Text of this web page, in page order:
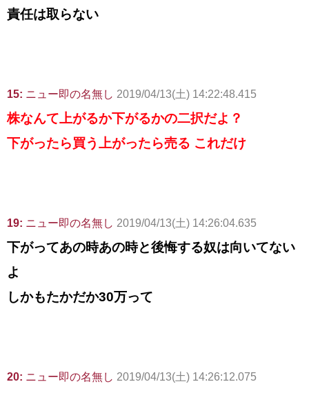
責任は取らない
15: ニュー即の名無し 2019/04/13(土) 14:22:48.415
株なんて上がるか下がるかの二択だよ？
下がったら買う上がったら売る これだけ
19: ニュー即の名無し 2019/04/13(土) 14:26:04.635
下がってあの時あの時と後悔する奴は向いてない
よ
しかもたかだか30万って
20: ニュー即の名無し 2019/04/13(土) 14:26:12.075